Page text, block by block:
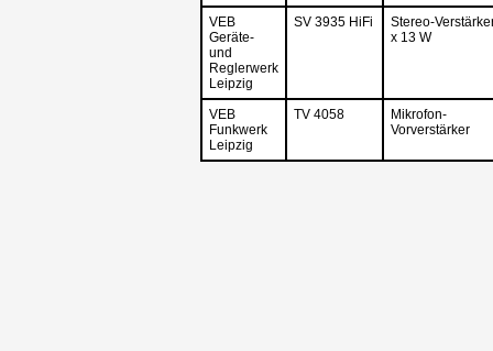
VEB
Geräte-
und
Reglerwerk
Leipzig
SV 3935 HiFi
Stereo-
x 13 W
VEB
Funkwerk
Leipzig
TV 4058
Mikrofon-
Vorverstärker